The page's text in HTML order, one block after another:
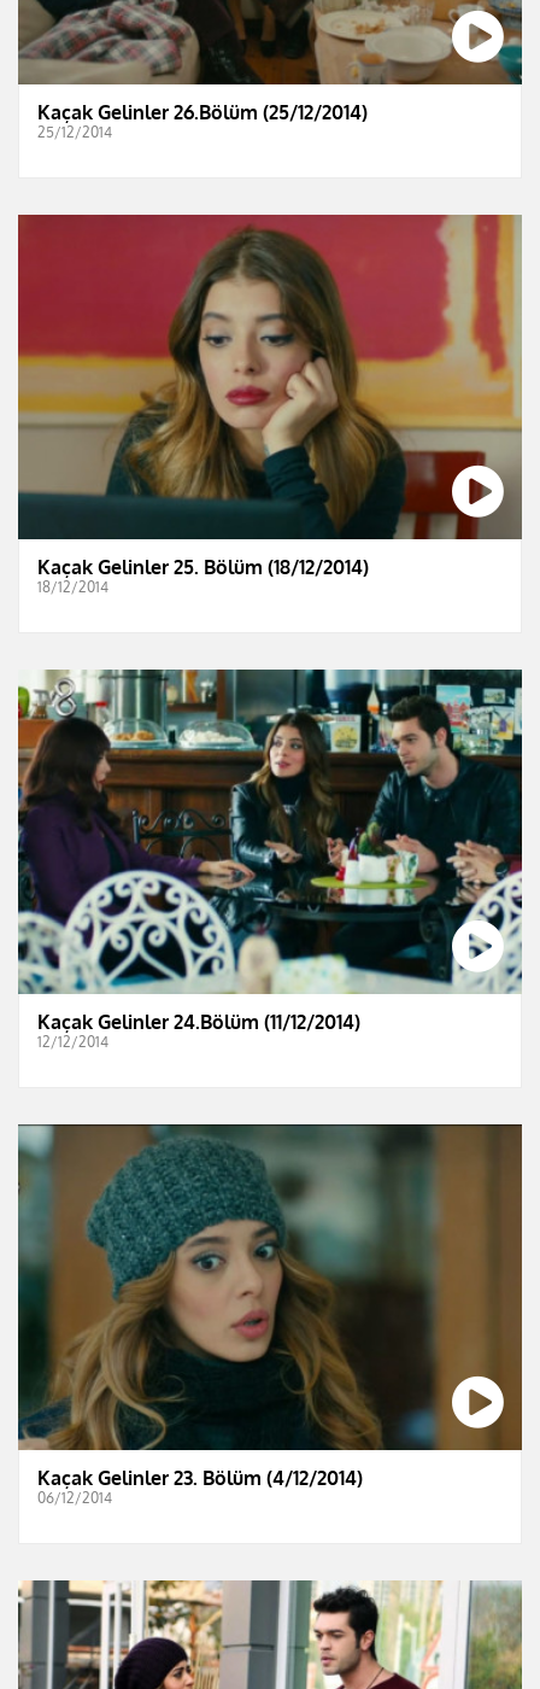
Kaçak Gelinler 26.Bölüm (25/12/2014)
25/12/2014
Kaçak Gelinler 25. Bölüm (18/12/2014)
18/12/2014
Kaçak Gelinler 24.Bölüm (11/12/2014)
12/12/2014
Kaçak Gelinler 23. Bölüm (4/12/2014)
06/12/2014